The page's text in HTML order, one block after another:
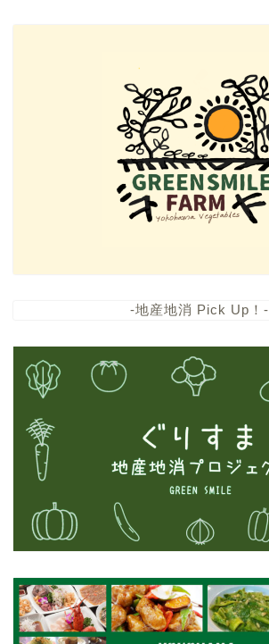
-地産地消 Pick Up！-